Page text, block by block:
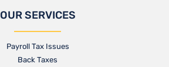
OUR SERVICES
Payroll Tax Issues
Back Taxes